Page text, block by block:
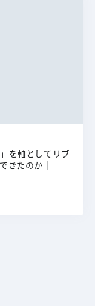
を軸としてリブ
きたのか｜